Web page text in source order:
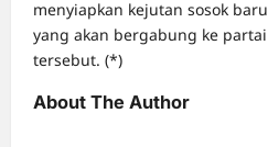
menyiapkan kejutan sosok baru
yang akan bergabung ke partai
tersebut. (*)
About The Author